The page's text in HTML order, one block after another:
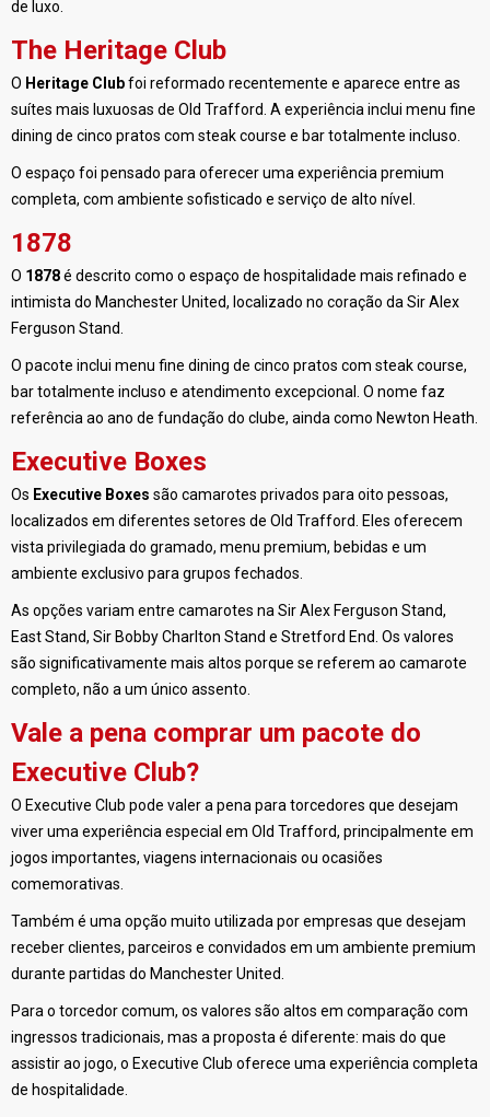
de luxo.
The Heritage Club
O Heritage Clubfoi reformado recentemente e aparece entre as
suítes mais luxuosas de Old Trafford. A experiência inclui menu fine
dining de cinco pratos com steak course e bar totalmente incluso.
O espaço foi pensado para oferecer uma experiência premium
completa, com ambiente sofisticado e serviço de alto nível.
1878
O 1878é descrito como o espaço de hospitalidade mais refinado e
intimista do Manchester United, localizado no coração da Sir Alex
Ferguson Stand.
O pacote inclui menu fine dining de cinco pratos com steak course,
bar totalmente incluso e atendimento excepcional. O nome faz
referência ao ano de fundação do clube, ainda como Newton Heath.
Executive Boxes
Os Executive Boxes são camarotes privados para oito pessoas,
localizados em diferentes setores de Old Trafford. Eles oferecem
vista privilegiada do gramado, menu premium, bebidas e um
ambiente exclusivo para grupos fechados.
As opções variam entre camarotes na Sir Alex Ferguson Stand,
East Stand, Sir Bobby Charlton Stand e Stretford End. Os valores
são significativamente mais altos porque se referem ao camarote
completo, não a um único assento.
Vale a pena comprar um pacote do
Executive Club?
O Executive Club pode valer a pena para torcedores que desejam
viver uma experiência especial em Old Trafford, principalmente em
jogos importantes, viagens internacionais ou ocasiões
comemorativas.
Também é uma opção muito utilizada por empresas que desejam
receber clientes, parceiros e convidados em um ambiente premium
durante partidas do Manchester United.
Para o torcedor comum, os valores são altos em comparação com
ingressos tradicionais, mas a proposta é diferente: mais do que
assistir ao jogo, o Executive Club oferece uma experiência completa
de hospitalidade.